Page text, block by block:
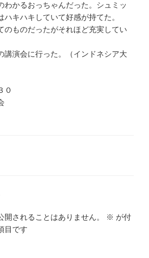
わかるおっちゃんだった。シュミッ
ハキハキしていて好感が持てた。
のものだったがそれほど充実してい
講演会に行った。（インドネシア大
０
開されることはありません。 ※ が付
目です